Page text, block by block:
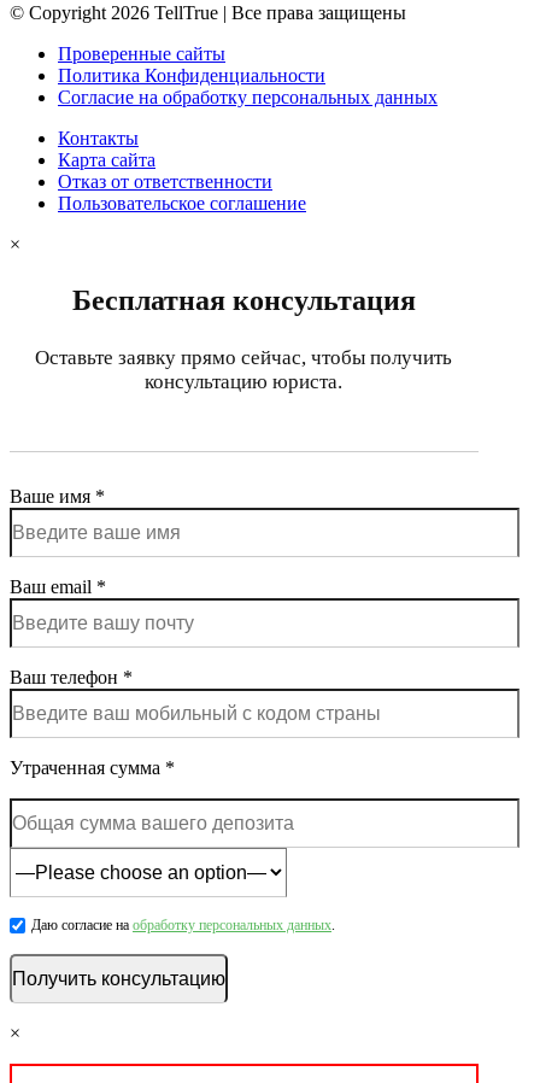
© Copyright 2026 TellTrue | Все права защищены
Проверенные сайты
Политика Конфиденциальности
Согласие на обработку персональных данных
Контакты
Карта сайта
Отказ от ответственности
Пользовательское соглашение
×
Бесплатная консультация
Оставьте заявку прямо сейчас, чтобы получить
консультацию юриста.
Ваше имя *
Ваш email *
Ваш телефон *
Утраченная сумма *
Даю согласие на обработку персональных данных.
×